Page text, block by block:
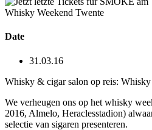
Whisky Weekend Twente
Date
31.03.16
Whisky & cigar salon op reis:
We verheugen ons op het whisky
2016, Almelo, Heraclesstadion)
selectie van sigaren presenteren.